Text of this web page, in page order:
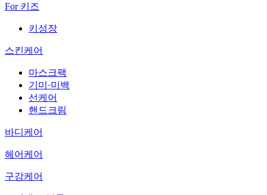
For 키즈
키성장
스킨케어
마스크팩
기미·미백
선케어
핸드크림
바디케어
헤어케어
구강케어